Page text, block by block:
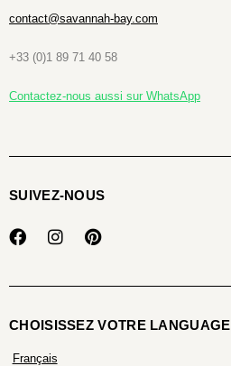
contact@savannah-bay.com
+33 (0)1 89 71 40 58
Contactez-nous aussi sur WhatsApp
SUIVEZ-NOUS
CHOISISSEZ VOTRE LANGUAGE
Français